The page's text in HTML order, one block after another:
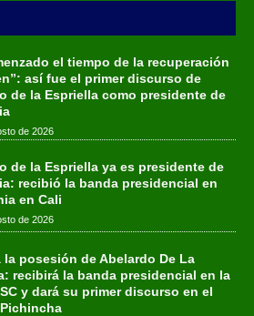
el tiempo de la recuperación
así fue el primer discurso de
de la Espriella como presidente de
de 2026
de la Espriella ya es presidente de
recibió la banda presidencial en
en Cali
de 2026
la posesión de Abelardo De La
recibirá la banda presidencial en la
y dará su primer discurso en el